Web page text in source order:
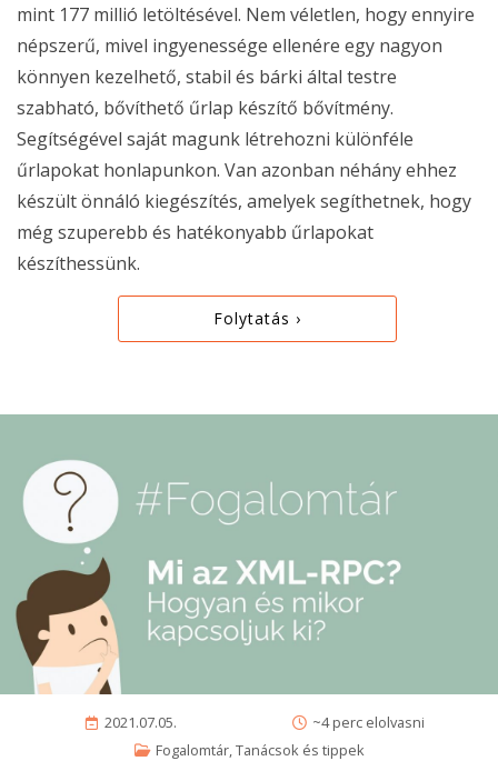
mint 177 millió letöltésével. Nem véletlen, hogy ennyire
népszerű, mivel ingyenessége ellenére egy nagyon
könnyen kezelhető, stabil és bárki által testre
szabható, bővíthető űrlap készítő bővítmény.
Segítségével saját magunk létrehozni különféle
űrlapokat honlapunkon. Van azonban néhány ehhez
készült önnáló kiegészítés, amelyek segíthetnek, hogy
még szuperebb és hatékonyabb űrlapokat
készíthessünk.
Folytatás ›
2021.07.05.
~4 perc elolvasni
Fogalomtár, Tanácsok és tippek